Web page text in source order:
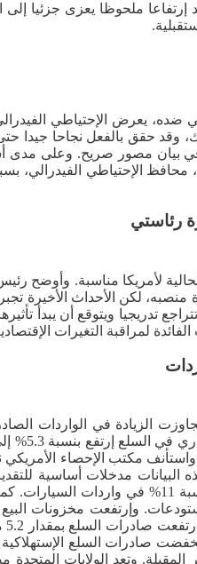
ملحوظا يعزى جزئيا
ضده، يعرض الإحتياطي
وقد حقق بالفعل نجاحا
في بيان مصور صريح.
الإحتياطي
رئاستي
لأمريكا مناسبة.
منصبه، لكن الأحداث الأخيرة
لمراقبة التغيرات
الزيادة في الواردات
بعد تسجيل 83.5 مليار دولار في فبراير.
مدخلات أساسية
بمقدار 9.6 مليار دولار لتصل إلى 299.3
وتعد الولايات المتحدة